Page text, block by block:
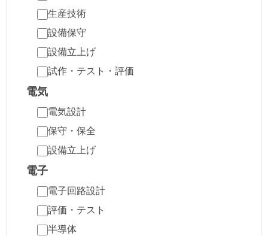
生産技術
設備保守
設備立上げ
試作・テスト・評価
電気
電気設計
保守・保全
設備立上げ
電子
電子回路設計
評価・テスト
半導体